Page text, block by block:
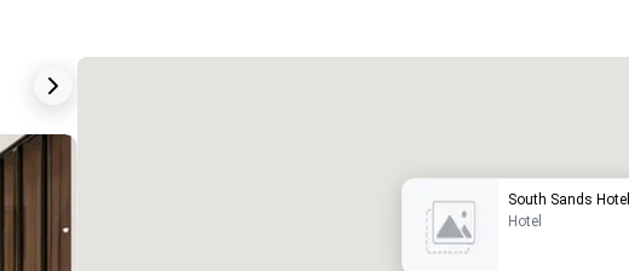
South Sands
Hotel